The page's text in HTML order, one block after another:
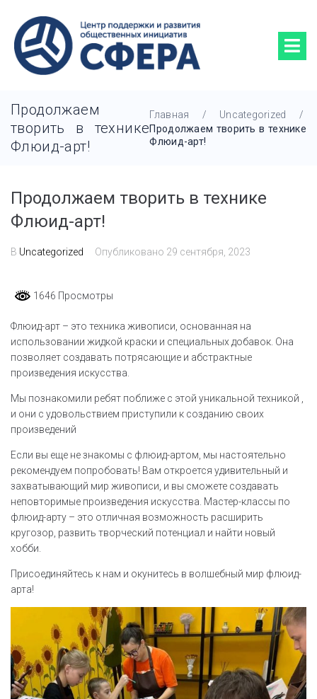
Продолжаем
творить в технике
Флюид-арт!
Главная / Uncategorized
/
Продолжаем творить в технике
Флюид-арт!
Продолжаем творить в технике
Флюид-арт!
В Uncategorized Опубликовано 29 сентября, 2023
1646 Просмотры
Флюид-арт – это техника живописи, основанная на
использовании жидкой краски и специальных добавок. Она
позволяет создавать потрясающие и абстрактные
произведения искусства.
Мы познакомили ребят поближе с этой уникальной техникой ,
и они с удовольствием приступили к созданию своих
произведений
Если вы еще не знакомы с флюид-артом, мы настоятельно
рекомендуем попробовать! Вам откроется удивительный и
захватывающий мир живописи, и вы сможете создавать
неповторимые произведения искусства. Мастер-классы по
флюид-арту – это отличная возможность расширить
кругозор, развить творческий потенциал и найти новый
хобби.
Присоединяйтесь к нам и окунитесь в волшебный мир флюид-
арта!